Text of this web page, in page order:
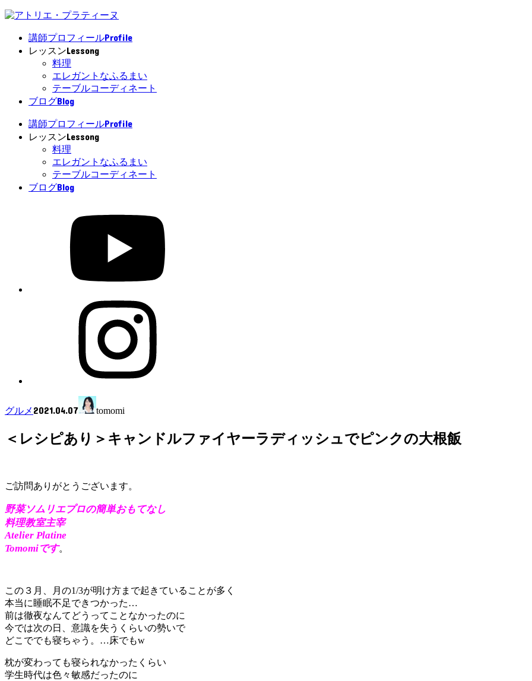
講師プロフィールProfile
レッスンLessong
料理
エレガントなふるまい
テーブルコーディネート
ブログBlog
講師プロフィールProfile
レッスンLessong
料理
エレガントなふるまい
テーブルコーディネート
ブログBlog
グルメ 2021.04.07 tomomi
＜レシピあり＞キャンドルファイヤーラディッシュでピンクの大根飯
ご訪問ありがとうございます。
野菜ソムリエプロの簡単おもてなし
料理教室主宰
Atelier Platine
Tomomiです。
この３月、月の1/3が明け方まで起きていることが多く
本当に睡眠不足できつかった…
前は徹夜なんてどうってことなかったのに
今では次の日、意識を失うくらいの勢いで
どこででも寝ちゃう。…床でもw
枕が変わっても寝られなかったくらい
学生時代は色々敏感だったのに